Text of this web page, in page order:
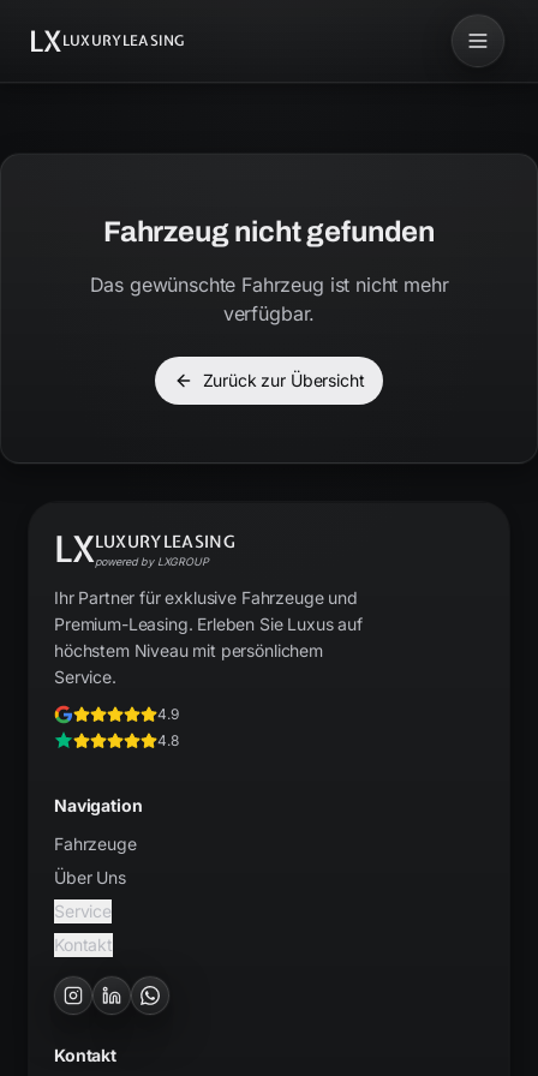
LXLUXURYLEASING
Fahrzeug nicht gefunden
Das gewünschte Fahrzeug ist nicht mehr
verfügbar.
Zurück zur Übersicht
LXLUXURYLEASING
powered by LXGROUP
Ihr Partner für exklusive Fahrzeuge und
Premium-Leasing. Erleben Sie Luxus auf
höchstem Niveau mit persönlichem
Service.
4.9
4.8
Navigation
Fahrzeuge
Über Uns
Service
Kontakt
Kontakt